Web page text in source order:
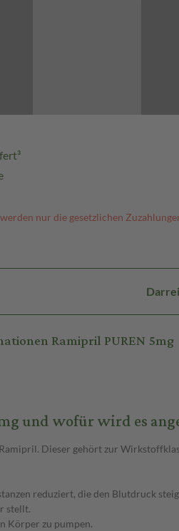
nur die gesetzlichen
Ramipril PUREN 5mg
und wofür wird es
Dieser gehört zur
reduziert, die den Blutdruck
stellt.
Körper zu pumpen.